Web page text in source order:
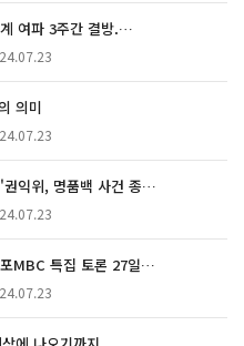
여파 3주간 결방.…
의미
익위, 명품백 사건 종…
MBC 특집 토론 27일…